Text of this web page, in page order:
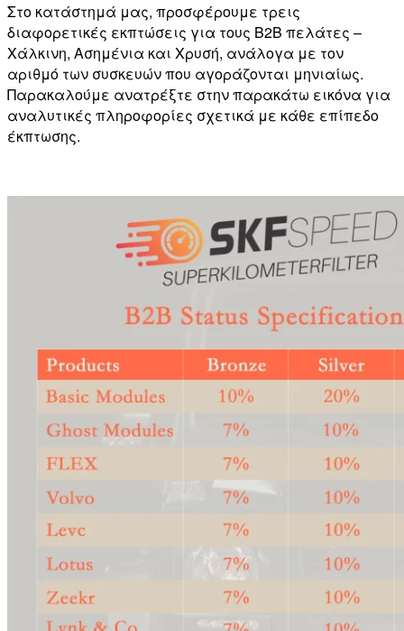
Στο κατάστημά μας, προσφέρουμε τρεις
διαφορετικές εκπτώσεις για τους B2B πελάτες –
Χάλκινη, Ασημένια και Χρυσή, ανάλογα με τον
αριθμό των συσκευών που αγοράζονται μηνιαίως.
Παρακαλούμε ανατρέξτε στην παρακάτω εικόνα για
αναλυτικές πληροφορίες σχετικά με κάθε επίπεδο
έκπτωσης.